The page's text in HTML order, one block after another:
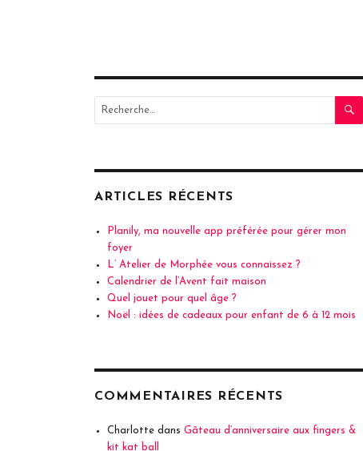
Recherche
ARTICLES RÉCENTS
Planily, ma nouvelle app préférée pour gérer mon
foyer
L’ Atelier de Morphée vous connaissez ?
Calendrier de l’Avent fait maison
Quel jouet pour quel âge ?
Noël : idées de cadeaux pour enfant de 6 à 12 mois
COMMENTAIRES RÉCENTS
Charlotte dansGâteau d’anniversaire aux fingers &
kit kat ball